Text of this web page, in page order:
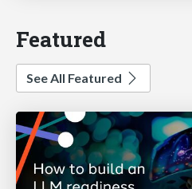
Featured
See All Featured